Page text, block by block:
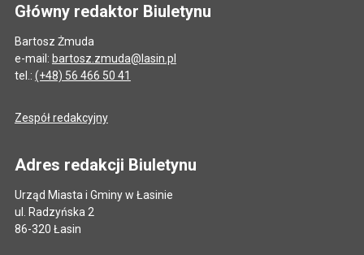
Główny redaktor Biuletynu
Bartosz Żmuda
e-mail: bartosz.zmuda@lasin.pl
tel.: (+48) 56 466 50 41
Zespół redakcyjny
Adres redakcji Biuletynu
Urząd Miasta i Gminy w Łasinie
ul. Radzyńska 2
86-320 Łasin